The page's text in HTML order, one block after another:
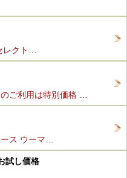
レクト…
ご利用は特別価格 …
ス ウーマ…
試し価格